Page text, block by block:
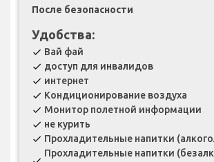
После безопасности
Удобства:
check Вай фай
check доступ для инвалидов
check интернет
check Кондиционирование воздуха
check Монитор полетной информации
check не курить
check Прохладительные напитки
Прохладительные напитки